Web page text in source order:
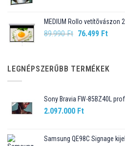
109.990 Ft.
MEDIUM Rollo vetítõvászon
89.990Ft Original
89.990 Ft.
76.499 FtCurrent
LEGNÉPSZERŰBB TERMÉKEK
Sony Bravia FW-85BZ40L
2.097.000 Ft
Samsung QE98C Signage